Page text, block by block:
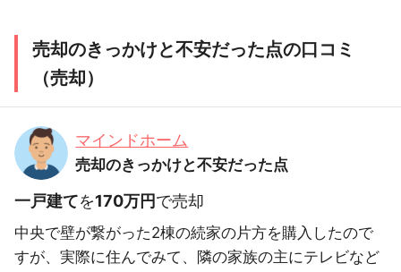
売却のきっかけと不安だった点の口コミ
（売却）
マインドホーム
売却のきっかけと不安だった点
一戸建てを170万円で売却
中央で壁が繋がった2棟の続家の片方を購入したので
すが、実際に住んでみて、隣の家族の主にテレビなど